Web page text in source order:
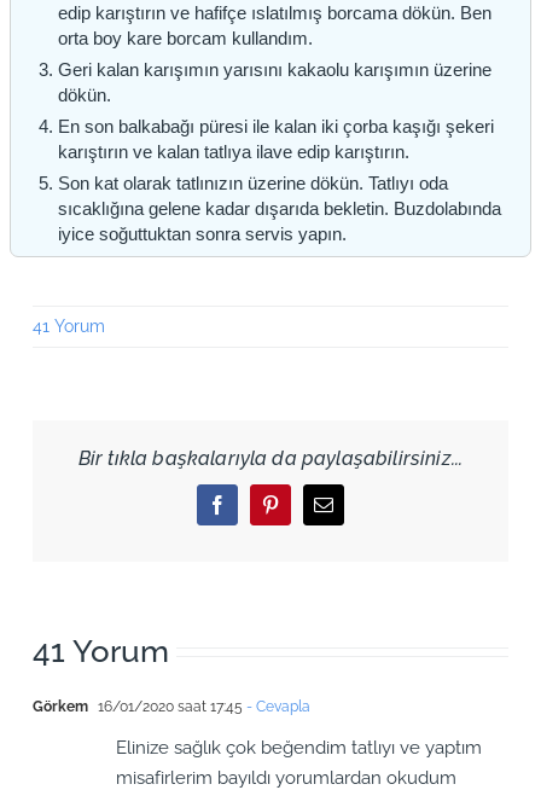
edip karıştırın ve hafifçe ıslatılmış borcama dökün. Ben
orta boy kare borcam kullandım.
Geri kalan karışımın yarısını kakaolu karışımın üzerine
dökün.
En son balkabağı püresi ile kalan iki çorba kaşığı şekeri
karıştırın ve kalan tatlıya ilave edip karıştırın.
Son kat olarak tatlınızın üzerine dökün. Tatlıyı oda
sıcaklığına gelene kadar dışarıda bekletin. Buzdolabında
iyice soğuttuktan sonra servis yapın.
41 Yorum
Bir tıkla başkalarıyla da paylaşabilirsiniz...
FacebookPinterestEmail
41 Yorum
Görkem 16/01/2020 saat 17:45 - Cevapla
Elinize sağlık çok beğendim tatlıyı ve yaptım
misafirlerim bayıldı yorumlardan okudum